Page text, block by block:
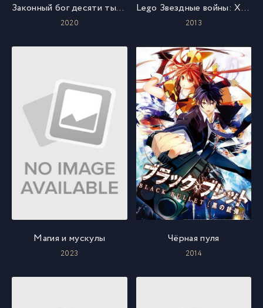
Законный бог десяти тысяч миров
2020
Lego Звездные войны: Хроники Йоды
2013
Магия и мускулы
2023
Чёрная пуля
2014